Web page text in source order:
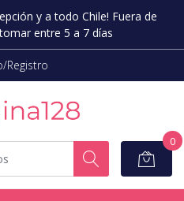
y a todo Chile! Fuera de
entre 5 a 7 días
Registro
0